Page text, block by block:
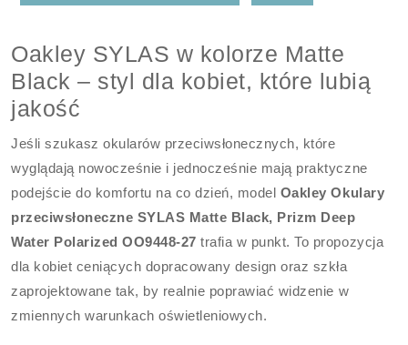
Oakley SYLAS w kolorze Matte
Black – styl dla kobiet, które lubią
jakość
Jeśli szukasz okularów przeciwsłonecznych, które
wyglądają nowocześnie i jednocześnie mają praktyczne
podejście do komfortu na co dzień, model Oakley Okulary
przeciwsłoneczne SYLAS Matte Black, Prizm Deep
Water Polarized OO9448-27 trafia w punkt. To propozycja
dla kobiet ceniących dopracowany design oraz szkła
zaprojektowane tak, by realnie poprawiać widzenie w
zmiennych warunkach oświetleniowych.